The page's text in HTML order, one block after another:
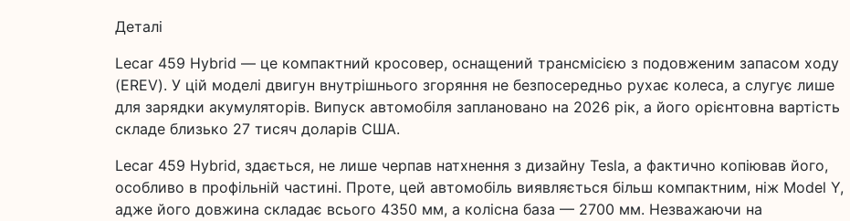
Деталі
Lecar 459 Hybrid — це компактний кросовер, оснащений трансмісією з подовженим запасом ходу
(EREV). У цій моделі двигун внутрішнього згоряння не безпосередньо рухає колеса, а слугує лише
для зарядки акумуляторів. Випуск автомобіля заплановано на 2026 рік, а його орієнтовна вартість
складе близько 27 тисяч доларів США.
Lecar 459 Hybrid, здається, не лише черпав натхнення з дизайну Tesla, а фактично копіював його,
особливо в профільній частині. Проте, цей автомобіль виявляється більш компактним, ніж Model Y,
адже його довжина складає всього 4350 мм, а колісна база — 2700 мм. Незважаючи на